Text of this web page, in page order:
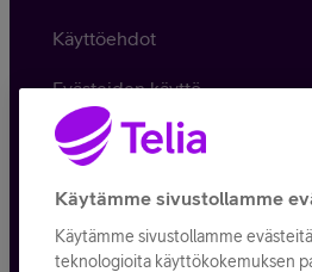
Käyttöehdot
Evästeiden käyttö
Toimitusehdot ja
Kaikki hinnat ALV25,5%
Käytämme sivustollamme
Käytämme sivustollamme
teknologioita käyttökokemuksen